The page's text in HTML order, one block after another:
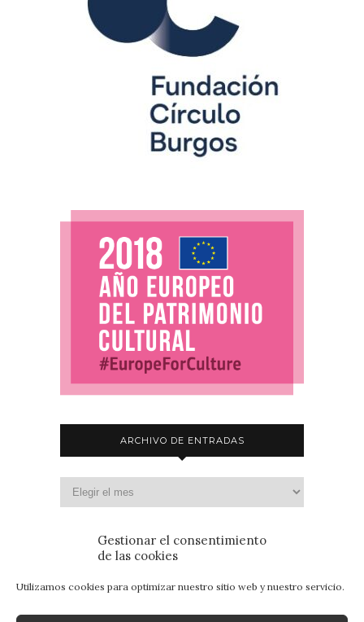
Gestionar el consentimiento
de las cookies
Utilizamos cookies para optimizar nuestro sitio web y nuestro servicio.
ARCHIVO DE ENTRADAS